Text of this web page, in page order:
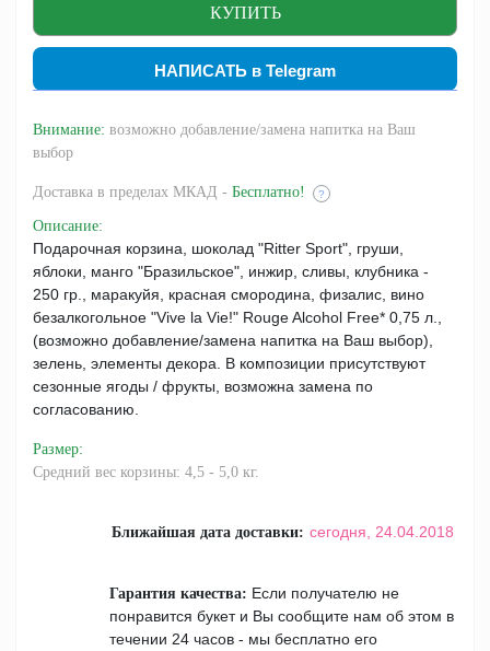
НАПИСАТЬ в Telegram
Внимание: возможно добавление/замена напитка на Ваш
выбор
Доставка в пределах МКАД - Бесплатно! ?
Описание:
Подарочная корзина, шоколад "Ritter Sport", груши,
яблоки, манго "Бразильское", инжир, сливы, клубника -
250 гр., маракуйя, красная смородина, физалис, вино
безалкогольное "Vive la Vie!" Rouge Alcohol Free* 0,75 л.,
(возможно добавление/замена напитка на Ваш выбор),
зелень, элементы декора. В композиции присутствуют
сезонные ягоды / фрукты, возможна замена по
согласованию.
Размер:
Средний вес корзины: 4,5 - 5,0 кг.
Ближайшая дата доставки: сегодня, 24.04.2018
Гарантия качества: Если получателю не
понравится букет и Вы сообщите нам об этом в
течении 24 часов - мы бесплатно его